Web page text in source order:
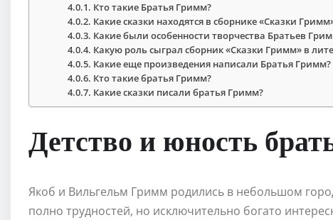
Кто такие Братья Гримм?
Какие сказки находятся в сборнике «Сказки
Какие были особенности творчества Братьев
Какую роль сыграл сборник «Сказки Гримм» в
Какие еще произведения написали Братья Гримм?
Кто такие братья Гримм?
Какие сказки писали братья Гримм?
Детство и юность
Якоб и Вильгельм Гримм родились в небольшом
полно трудностей, но исключительно богато